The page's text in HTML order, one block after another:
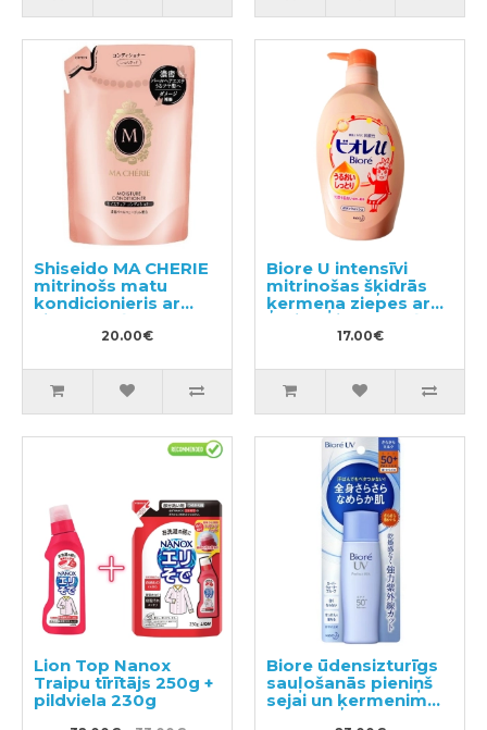
Shiseido MA CHERIE
mitrinošs matu
kondicionieris ar
ziedu-augļu
aromātu, pildviela
20.00€
Biore U intensīvi
mitrinošas šķidrās
ķermeņa ziepes ar
maigu ziedu-augļu
aromātu 480ml
17.00€
Lion Top Nanox
Traipu tīrītājs 250g +
pildviela 230g
Biore ūdensizturīgs
sauļošanās pieniņš
sejai un ķermenim
SPF 50+ 40ml